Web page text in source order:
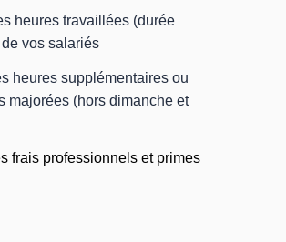
heures travaillées (durée
vos salariés
heures supplémentaires ou
majorées (hors dimanche et
frais professionnels et primes